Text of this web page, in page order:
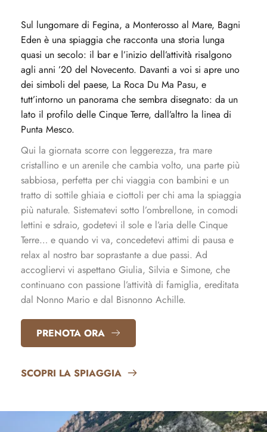
Sul lungomare di Fegina, a Monterosso al Mare, Bagni
Eden è una spiaggia che racconta una storia lunga
quasi un secolo: il bar e l’inizio dell’attività risalgono
agli anni ’20 del Novecento. Davanti a voi si apre uno
dei simboli del paese, La Roca Du Ma Pasu, e
tutt’intorno un panorama che sembra disegnato: da un
lato il profilo delle Cinque Terre, dall’altro la linea di
Punta Mesco.
Qui la giornata scorre con leggerezza, tra mare
cristallino e un arenile che cambia volto, una parte più
sabbiosa, perfetta per chi viaggia con bambini e un
tratto di sottile ghiaia e ciottoli per chi ama la spiaggia
più naturale. Sistematevi sotto l’ombrellone, in comodi
lettini e sdraio, godetevi il sole e l’aria delle Cinque
Terre… e quando vi va, concedetevi attimi di pausa e
relax al nostro bar soprastante a due passi. Ad
accogliervi vi aspettano Giulia, Silvia e Simone, che
continuano con passione l’attività di famiglia, ereditata
dal Nonno Mario e dal Bisnonno Achille.
PRENOTA ORA
SCOPRI LA SPIAGGIA